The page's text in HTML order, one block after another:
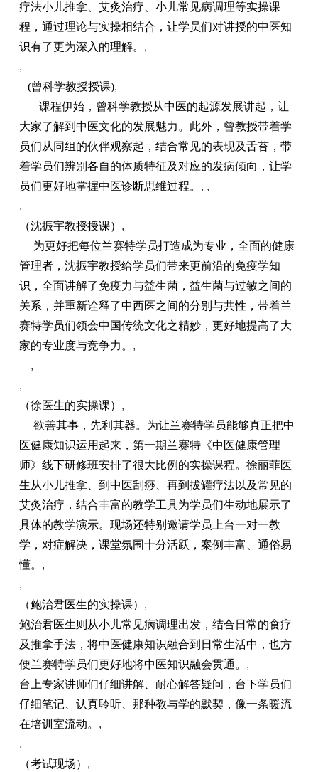
疗法小儿推拿、艾灸治疗、小儿常见病调理等实操课
程，通过理论与实操相结合，让学员们对讲授的中医知
识有了更为深入的理解。 ,
,
(曾科学教授授课),
课程伊始，曾科学教授从中医的起源发展讲起，让
大家了解到中医文化的发展魅力。此外，曾教授带着学
员们从同组的伙伴观察起，结合常见的表现及舌苔，带
着学员们辨别各自的体质特征及对应的发病倾向，让学
员们更好地掌握中医诊断思维过程。 , ,
,
（沈振宇教授授课） ,
为更好把每位兰赛特学员打造成为专业，全面的健康
管理者，沈振宇教授给学员们带来更前沿的免疫学知
识，全面讲解了免疫力与益生菌，益生菌与过敏之间的
关系，并重新诠释了中西医之间的分别与共性，带着兰
赛特学员们领会中国传统文化之精妙，更好地提高了大
家的专业度与竞争力。 ,
,
,
（徐医生的实操课） ,
欲善其事，先利其器。为让兰赛特学员能够真正把中
医健康知识运用起来，第一期兰赛特《中医健康管理
师》线下研修班安排了很大比例的实操课程。徐丽菲医
生从小儿推拿、到中医刮痧、再到拔罐疗法以及常见的
艾灸治疗，结合丰富的教学工具为学员们生动地展示了
具体的教学演示。现场还特别邀请学员上台一对一教
学，对症解决，课堂氛围十分活跃，案例丰富、通俗易
懂。 ,
,
（鲍治君医生的实操课） ,
鲍治君医生则从小儿常见病调理出发，结合日常的食疗
及推拿手法，将中医健康知识融合到日常生活中，也方
便兰赛特学员们更好地将中医知识融会贯通。 ,
台上专家讲师们仔细讲解、耐心解答疑问，台下学员们
仔细笔记、认真聆听、那种教与学的默契，像一条暖流
在培训室流动。 ,
,
（考试现场） ,